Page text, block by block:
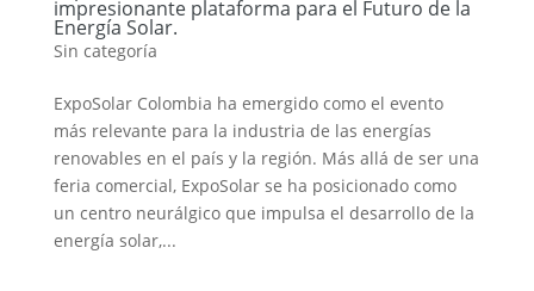
impresionante plataforma para el Futuro de la
Energía Solar.
Sin categoría
ExpoSolar Colombia ha emergido como el evento
más relevante para la industria de las energías
renovables en el país y la región. Más allá de ser una
feria comercial, ExpoSolar se ha posicionado como
un centro neurálgico que impulsa el desarrollo de la
energía solar,...